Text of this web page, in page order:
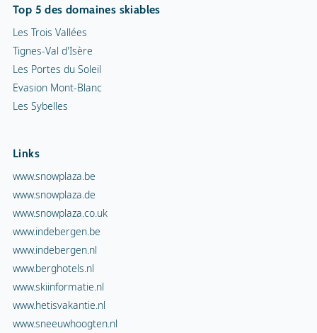
Top 5 des domaines skiables
Les Trois Vallées
Tignes-Val d'Isère
Les Portes du Soleil
Evasion Mont-Blanc
Les Sybelles
Links
www.snowplaza.be
www.snowplaza.de
www.snowplaza.co.uk
www.indebergen.be
www.indebergen.nl
www.berghotels.nl
www.skiinformatie.nl
www.hetisvakantie.nl
www.sneeuwhoogten.nl